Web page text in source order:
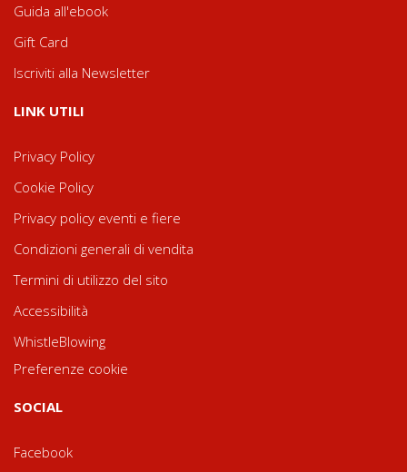
Guida all'ebook
Gift Card
Iscriviti alla Newsletter
LINK UTILI
Privacy Policy
Cookie Policy
Privacy policy eventi e fiere
Condizioni generali di vendita
Termini di utilizzo del sito
Accessibilità
WhistleBlowing
Preferenze cookie
SOCIAL
Facebook